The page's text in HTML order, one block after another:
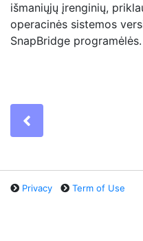
išmaniųjų įrenginių,
operacinės sistemos
SnapBridge programėlės.
Privacy Term of Use